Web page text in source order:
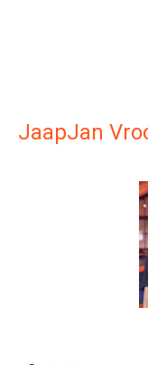
JaapJan